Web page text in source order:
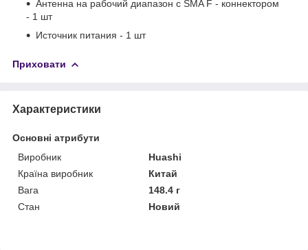
Антенна на рабочий диапазон с SMA F - коннектором
- 1 шт
Источник питания - 1 шт
Приховати
Характеристики
Основні атрибути
Виробник
Huashi
Країна виробник
Китай
Вага
148.4 г
Стан
Новий